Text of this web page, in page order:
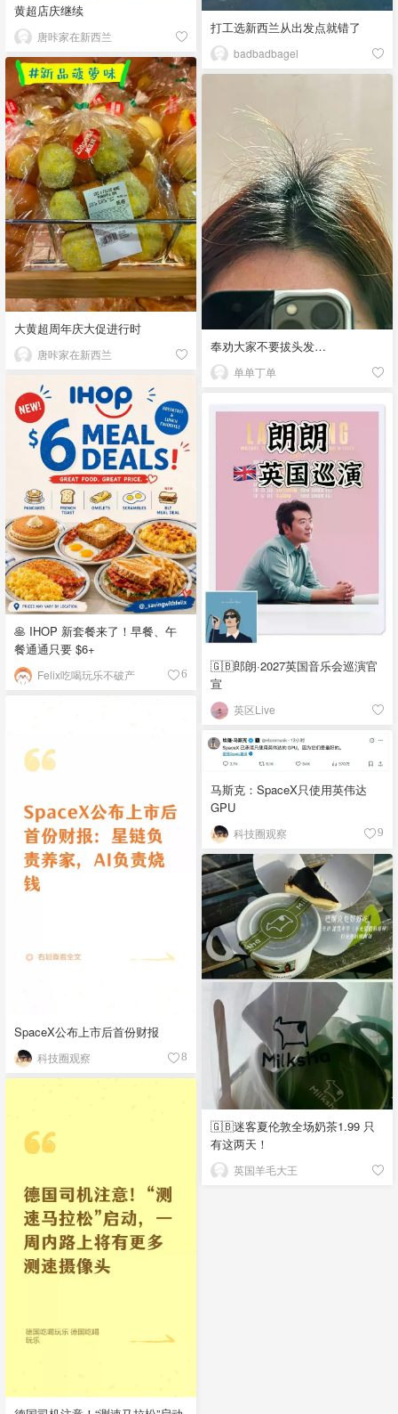
黄超店庆继续
唐咔家在新西兰
打工选新西兰从出发点就错了
badbadbagel
大黄超周年庆大促进行时
唐咔家在新西兰
奉劝大家不要拔头发…
单单丁单
🥞 IHOP 新套餐来了！早餐、午
餐通通只要 $6+
Felix吃喝玩乐不破产 6
🇬🇧郎朗·2027英国音乐会巡演官
宣
英区Live
SpaceX公布上市后首份财报
科技圈观察 8
马斯克：SpaceX只使用英伟达
GPU
科技圈观察 9
🇬🇧迷客夏伦敦全场奶茶1.99 只
有这两天！
英国羊毛大王